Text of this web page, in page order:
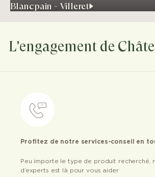
Blancpain - Villeret
L'engagement de
Profitez de notre services-conseil en
Peu importe le type de produit recherché,
d’experts est là pour vous aider